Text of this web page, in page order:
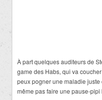
À part quelques auditeurs de
game des Habs, qui va
peux pogner une maladie juste
même pas faire une pause-pipi